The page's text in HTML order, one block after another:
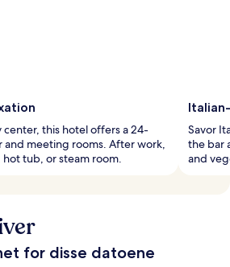
center, this hotel offers a 24-
and meeting rooms. After work,
tub, or steam room.
Savor
the bar
and
for disse datoene